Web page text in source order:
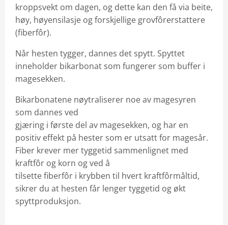
kroppsvekt om dagen, og dette kan den få via beite,
høy, høyensilasje og forskjellige grovfôrerstattere
(fiberfôr).
Når hesten tygger, dannes det spytt. Spyttet
inneholder bikarbonat som fungerer som buffer i
magesekken.
Bikarbonatene nøytraliserer noe av magesyren
som dannes ved
gjæring i første del av magesekken, og har en
positiv effekt på hester som er utsatt for magesår.
Fiber krever mer tyggetid sammenlignet med
kraftfôr og korn og ved å
tilsette fiberfôr i krybben til hvert kraftfôrmåltid,
sikrer du at hesten får lenger tyggetid og økt
spyttproduksjon.